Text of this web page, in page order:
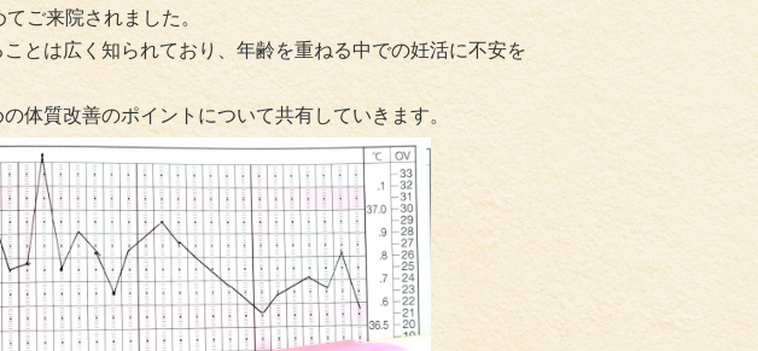
ご来院されました。
とは広く知られており、年齢を重ねる中での妊活に不安を
体質改善のポイントについて共有していきます。